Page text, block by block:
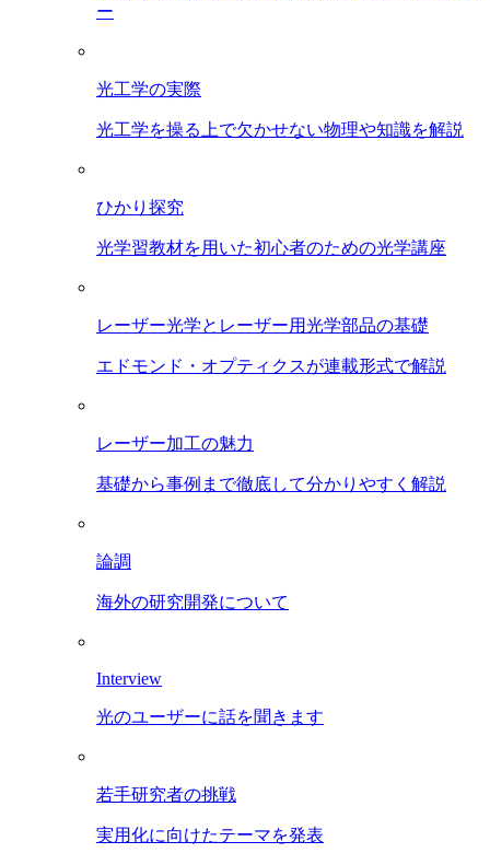
ー
光工学の実際
光工学を操る上で欠かせない物理や知識を解説
ひかり探究
光学習教材を用いた初心者のための光学講座
レーザー光学とレーザー用光学部品の基礎
エドモンド・オプティクスが連載形式で解説
レーザー加工の魅力
基礎から事例まで徹底して分かりやすく解説
論調
海外の研究開発について
Interview
光のユーザーに話を聞きます
若手研究者の挑戦
実用化に向けたテーマを発表